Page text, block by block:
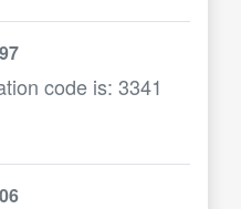
code is: 3341